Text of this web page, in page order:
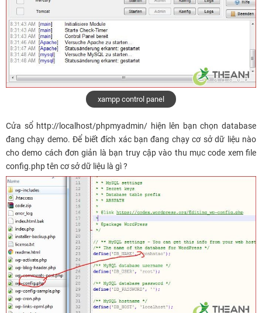
xampp control panel
Cửa sổ http://localhost/phpmyadmin/ hiện lên bạn chọn database
đang chạy demo. Để biết đích xác bạn đang chạy cơ sở dữ liệu nào
cho demo cách đơn giản là bạn truy cập vào thu mục code xem file
config.php tên cơ sở dữ liệu là gì ?